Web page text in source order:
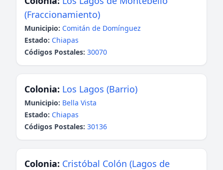
(Fraccionamiento)
Municipio: Comitán de Domínguez
Estado: Chiapas
Códigos Postales: 30070
Colonia: Los Lagos (Barrio)
Municipio: Bella Vista
Estado: Chiapas
Códigos Postales: 30136
Colonia: Cristóbal Colón (Lagos de